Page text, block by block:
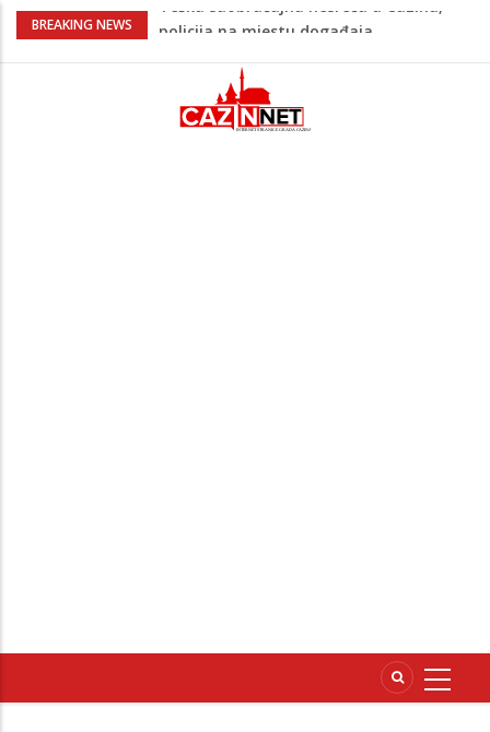
BREAKING NEWS
Ovo je 24-godišnji mladić koji je izgubio
Na Ahiret preselio LJUBIJANKIĆ (Hasan)
Na Ahiret preselio HALILOVIĆ (Smajil)